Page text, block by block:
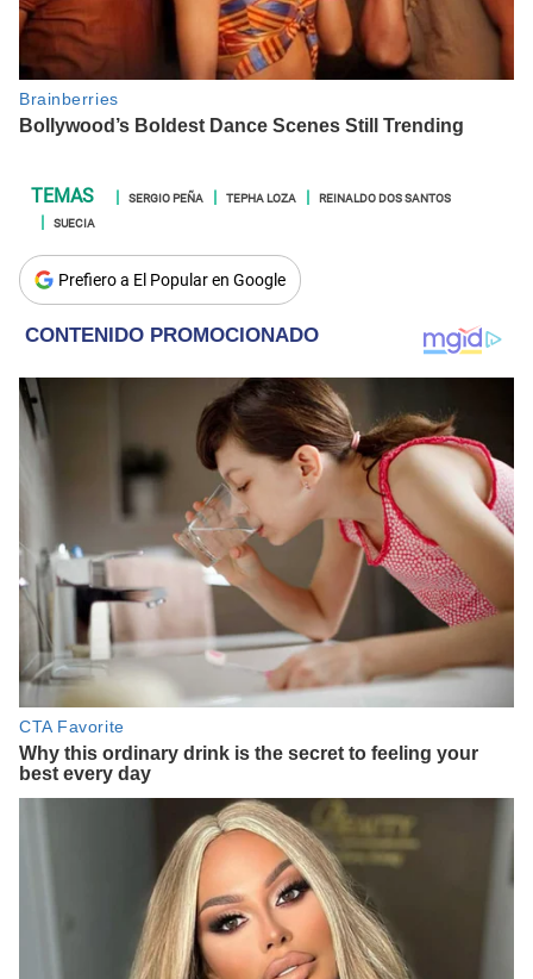
SERGIO PEÑA TEPHA LOZA
REINALDO DOS SANTOS
SUECIA
Prefiero a El Popular en Google